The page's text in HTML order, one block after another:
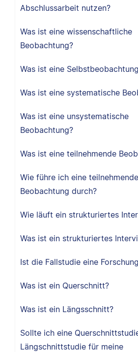
Abschlussarbeit nutzen?
Was ist eine wissenschaftliche
Beobachtung?
Was ist eine
Was ist eine systematische
Was ist eine unsystematische
Beobachtung?
Was ist eine teilnehmende
Wie führe ich eine teilnehmende
Beobachtung durch?
Wie läuft ein strukturiertes
Was ist ein strukturiertes
Ist die Fallstudie eine
Was ist ein Querschnitt?
Was ist ein Längsschnitt?
Sollte ich eine
Längschnittstudie für meine